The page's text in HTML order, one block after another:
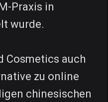
Praxis in
wurde.
Cosmetics auch
zu online
chinesischen